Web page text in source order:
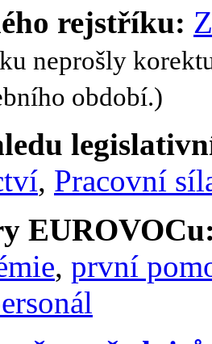
rejstříku:
neprošly
období.)
, Pracovní
, první